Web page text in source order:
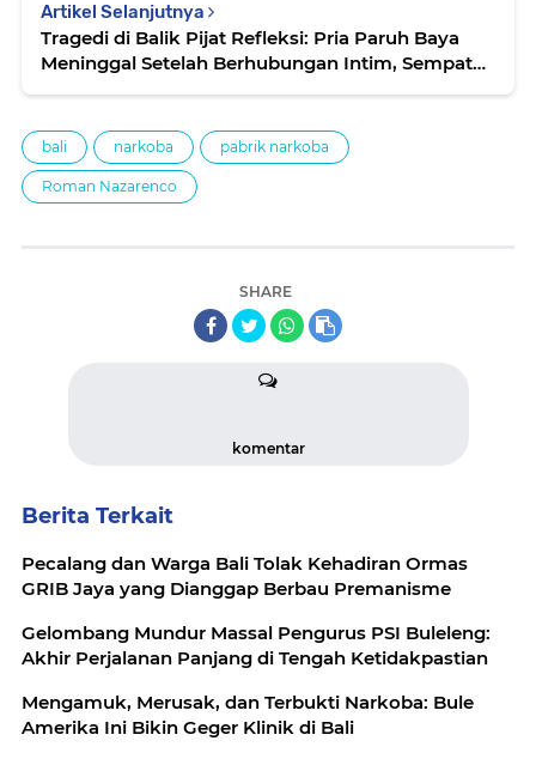
Artikel Selanjutnya
Tragedi di Balik Pijat Refleksi: Pria Paruh Baya
Meninggal Setelah Berhubungan Intim, Sempat
bali narkoba pabrik narkoba
Roman Nazarenco
SHARE
komentar
Berita Terkait
Pecalang dan Warga Bali Tolak Kehadiran Ormas
GRIB Jaya yang Dianggap Berbau Premanisme
Gelombang Mundur Massal Pengurus PSI Buleleng:
Akhir Perjalanan Panjang di Tengah Ketidakpastian
Mengamuk, Merusak, dan Terbukti Narkoba: Bule
Amerika Ini Bikin Geger Klinik di Bali